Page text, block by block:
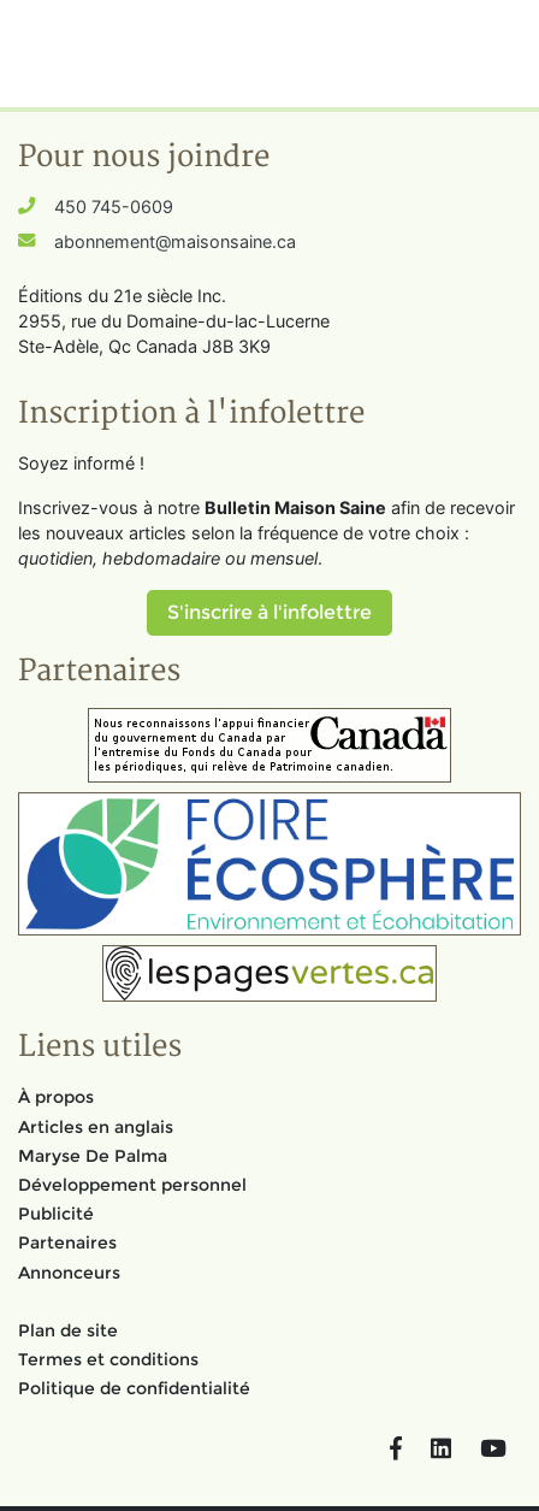
Pour nous joindre
450 745-0609
abonnement@maisonsaine.ca
Éditions du 21e siècle Inc.
2955, rue du Domaine-du-lac-Lucerne
Ste-Adèle, Qc Canada J8B 3K9
Inscription à l'infolettre
Soyez informé !
Inscrivez-vous à notre Bulletin Maison Saine afin de recevoir
les nouveaux articles selon la fréquence de votre choix :
quotidien, hebdomadaire ou mensuel.
S'inscrire à l'infolettre
Partenaires
Liens utiles
À propos
Articles en anglais
Maryse De Palma
Développement personnel
Publicité
Partenaires
Annonceurs
Plan de site
Termes et conditions
Politique de confidentialité
FacebookLinkedIn